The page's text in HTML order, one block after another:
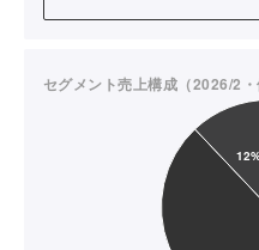
セグメント売上構成（2026/2・